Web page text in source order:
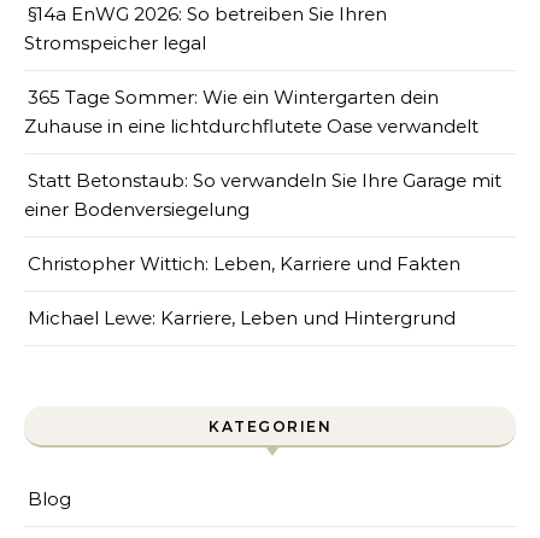
§14a EnWG 2026: So betreiben Sie Ihren
Stromspeicher legal
365 Tage Sommer: Wie ein Wintergarten dein
Zuhause in eine lichtdurchflutete Oase verwandelt
Statt Betonstaub: So verwandeln Sie Ihre Garage mit
einer Bodenversiegelung
Christopher Wittich: Leben, Karriere und Fakten
Michael Lewe: Karriere, Leben und Hintergrund
KATEGORIEN
Blog